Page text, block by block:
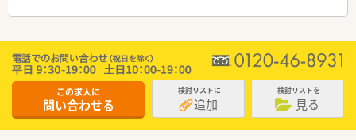
この求人に
問い合わせる
検討リストに
追加
検討リストを
見る